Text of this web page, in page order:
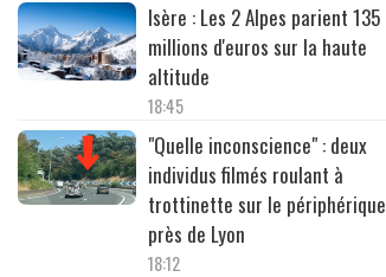
Isère : Les 2 Alpes parient 135
millions d'euros sur la haute
altitude
18:45
"Quelle inconscience" : deux
individus filmés roulant à
trottinette sur le périphérique
près de Lyon
18:12